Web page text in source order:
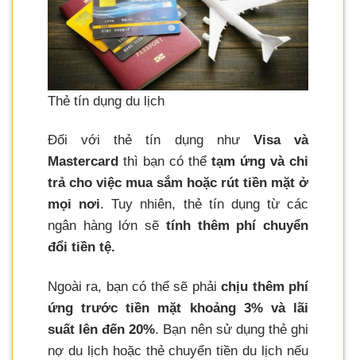
Thẻ tín dụng du lịch
Đối với thẻ tín dụng như Visa và
Mastercard thì bạn có thể tạm ứng và chi
trả cho việc mua sắm hoặc rút tiền mặt ở
mọi nơi. Tuy nhiên, thẻ tín dụng từ các
ngân hàng lớn sẽ tính thêm phí chuyển
đổi tiền tệ.
Ngoài ra, bạn có thể sẽ phảichịu thêm phí
ứng trước tiền mặt khoảng 3% và lãi
suất lên đến 20%. Bạn nên sử dụng thẻ ghi
nợ du lịch hoặc thẻ chuyển tiền du lịch nếu